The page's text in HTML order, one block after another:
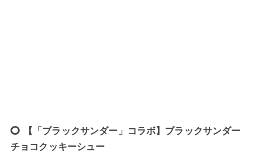
【「ブラックサンダー」コラボ】ブラックサンダー
チョコクッキーシュー